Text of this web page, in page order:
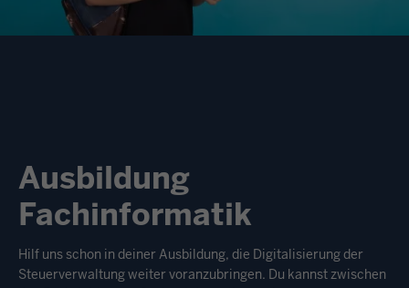
Ausbildung
Fachinformatik
Hilf uns schon in deiner Ausbildung, die Digitalisierung der
Steuerverwaltung weiter voranzubringen. Du kannst zwischen